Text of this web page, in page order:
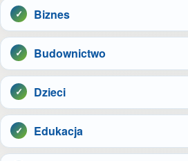
Biznes
Budownictwo
Dzieci
Edukacja